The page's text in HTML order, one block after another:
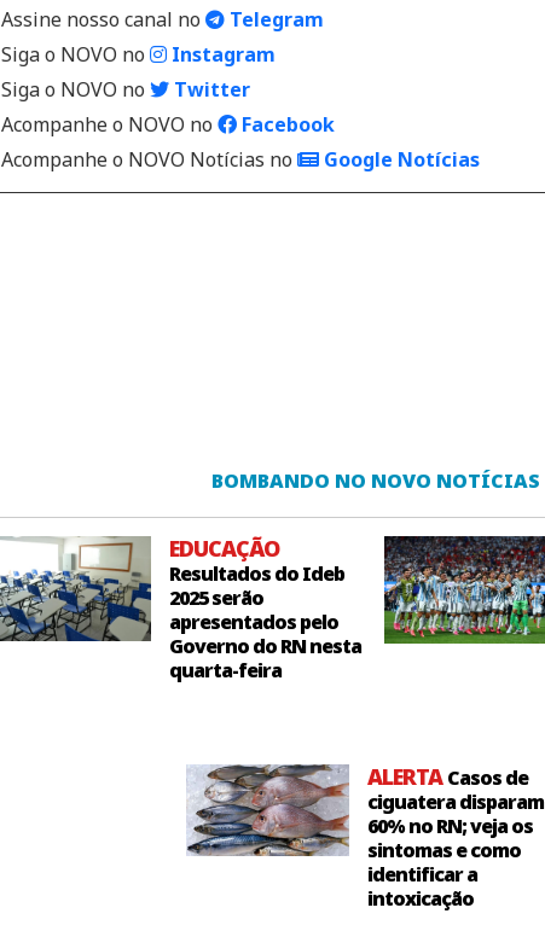
Assine nosso canal no
Telegram
Siga o NOVO no
Instagram
Siga o NOVO no
Twitter
Acompanhe o NOVO no
Facebook
Acompanhe o NOVO Notícias no
Google Notícias
BOMBANDO NO NOVO NOTÍCIAS
EDUCAÇÃO
Resultados do Ideb
2025 serão
apresentados pelo
Governo do RN nesta
quarta-feira
ALERTACasos de
ciguatera disparam
60% no RN; veja os
sintomas e como
identificar a
intoxicação